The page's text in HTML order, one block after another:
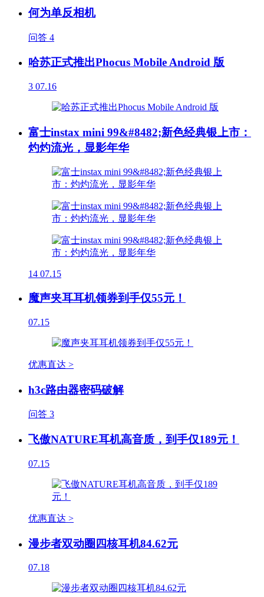
何为单反相机
问答 4
哈苏正式推出Phocus Mobile Android 版
3 07.16
富士instax mini 99&#8482;新色经典银上市：
灼灼流光，显影年华
14 07.15
魔声夹耳耳机领券到手仅55元！
07.15
优惠直达 >
h3c路由器密码破解
问答 3
飞傲NATURE耳机高音质，到手仅189元！
07.15
优惠直达 >
漫步者双动圈四核耳机84.62元
07.18